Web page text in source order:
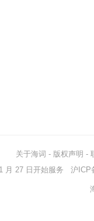
关于海词 - 版权声明 -
月 27 日开始服务 沪ICP